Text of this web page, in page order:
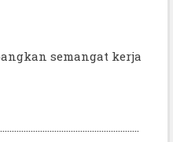
semangat kerja